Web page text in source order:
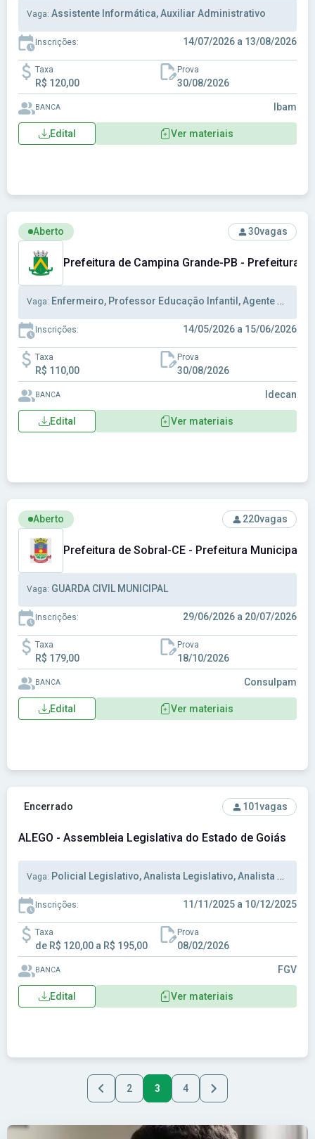
Vaga: Assistente Informática, Auxiliar Administrativo
Inscrições: 14/07/2026 a 13/08/2026
Taxa
R$ 120,00
Prova
30/08/2026
BANCA Ibam
Edital Ver materiais
Ver concurso: Prefeitura de Campina Grande-PB -
Aberto 30vagas
Prefeitura de Campina Grande-PB - Prefeitura
Vaga: Enfermeiro, Professor Educação Infantil, Agente Administrativo
Inscrições: 14/05/2026 a 15/06/2026
Taxa
R$ 110,00
Prova
30/08/2026
BANCA Idecan
Edital Ver materiais
Ver concurso: Prefeitura de Sobral-CE - Prefeitura
Aberto 220vagas
Prefeitura de Sobral-CE - Prefeitura Municipal
Vaga: GUARDA CIVIL MUNICIPAL
Inscrições: 29/06/2026 a 20/07/2026
Taxa
R$ 179,00
Prova
18/10/2026
BANCA Consulpam
Edital Ver materiais
Ver concurso: ALEGO - Assembleia Legislativa do Estado
Encerrado 101vagas
ALEGO - Assembleia Legislativa do Estado de Goiás
Vaga: Policial Legislativo, Analista Legislativo, Analista Administrativo
Inscrições: 11/11/2025 a 10/12/2025
Taxa
de R$ 120,00 a R$ 195,00
Prova
08/02/2026
BANCA FGV
Edital Ver materiais
2 3 4